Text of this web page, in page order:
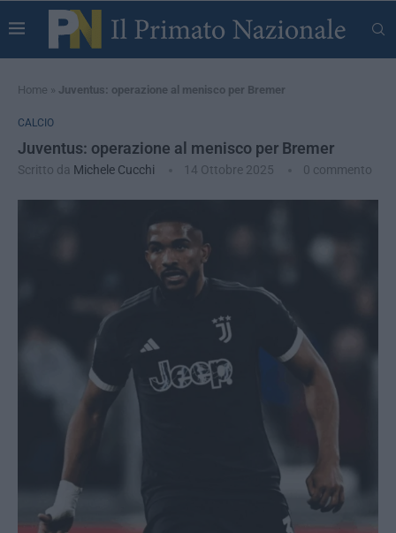
Home » Juventus: operazione al menisco per Bremer
CALCIO
Juventus: operazione al menisco per Bremer
Scritto da Michele Cucchi 14 Ottobre 2025 0 commento